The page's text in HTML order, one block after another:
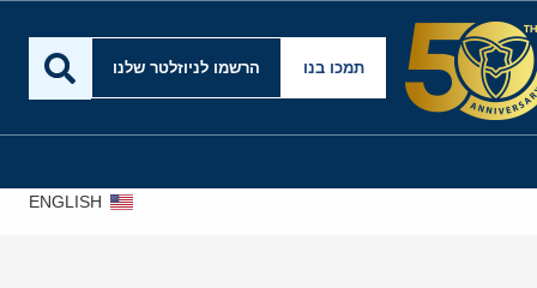
תמכו בנו הרשמו לניוזלטר שלנו
ENGLISH